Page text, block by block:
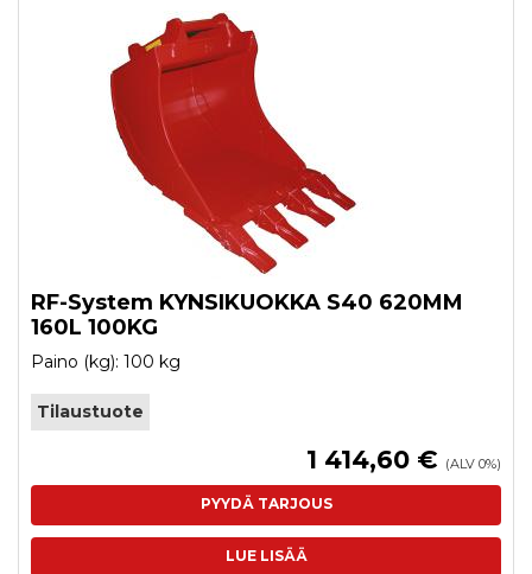
RF-System KYNSIKUOKKA S40 620MM
160L 100KG
Paino (kg): 100 kg
Tilaustuote
1 414,60 € (ALV 0%)
PYYDÄ TARJOUS
LUE LISÄÄ